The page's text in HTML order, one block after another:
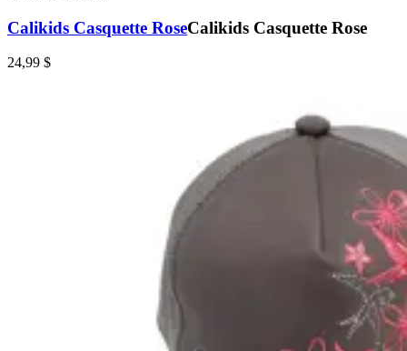
Calikids Casquette RoseCalikids Casquette Rose
24,99 $